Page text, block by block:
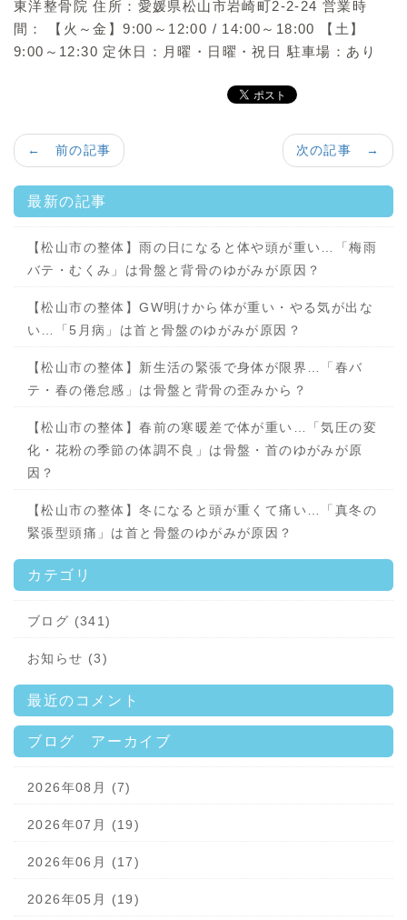
東洋整骨院 住所：愛媛県松山市岩崎町2-2-24 営業時
間： 【火～金】9:00～12:00 / 14:00～18:00 【土】
9:00～12:30 定休日：月曜・日曜・祝日 駐車場：あり
次の記事 →
← 前の記事
最新の記事
【松山市の整体】雨の日になると体や頭が重い…「梅雨
バテ・むくみ」は骨盤と背骨のゆがみが原因？
【松山市の整体】GW明けから体が重い・やる気が出な
い…「5月病」は首と骨盤のゆがみが原因？
【松山市の整体】新生活の緊張で身体が限界…「春バ
テ・春の倦怠感」は骨盤と背骨の歪みから？
【松山市の整体】春前の寒暖差で体が重い…「気圧の変
化・花粉の季節の体調不良」は骨盤・首のゆがみが原
因？
【松山市の整体】冬になると頭が重くて痛い…「真冬の
緊張型頭痛」は首と骨盤のゆがみが原因？
カテゴリ
ブログ (341)
お知らせ (3)
最近のコメント
ブログ アーカイブ
2026年08月 (7)
2026年07月 (19)
2026年06月 (17)
2026年05月 (19)